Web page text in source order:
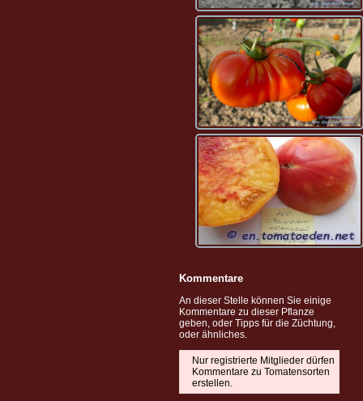
Kommentare
An dieser Stelle können Sie einige
Kommentare zu dieser Pflanze
geben, oder Tipps für die Züchtung,
oder ähnliches.
Nur registrierte Mitglieder dürfen
Kommentare zu Tomatensorten
erstellen.